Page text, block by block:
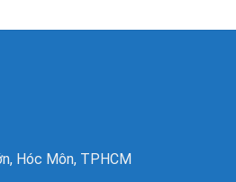
Hóc Môn, TPHCM